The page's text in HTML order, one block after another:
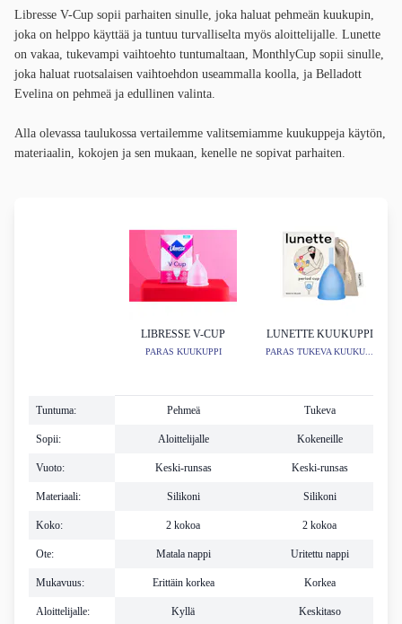
Libresse V-Cup sopii parhaiten sinulle, joka haluat pehmeän kuukupin,
joka on helppo käyttää ja tuntuu turvalliselta myös aloittelijalle. Lunette
on vakaa, tukevampi vaihtoehto tuntumaltaan, MonthlyCup sopii sinulle,
joka haluat ruotsalaisen vaihtoehdon useammalla koolla, ja Belladott
Evelina on pehmeä ja edullinen valinta.
Alla olevassa taulukossa vertailemme valitsemiamme kuukuppeja käytön,
materiaalin, kokojen ja sen mukaan, kenelle ne sopivat parhaiten.
Tuntuma:
Sopii:
Vuoto:
Materiaali:
Koko:
Ote:
Mukavuus:
Aloittelijalle:
LIBRESSE V-CUP
PARAS KUUKUPPI
Pehmeä
Aloittelijalle
Keski-runsas
Silikoni
2 kokoa
Matala nappi
Erittäin korkea
Kyllä
LUNETTE KUUKUPPI
PARAS TUKEVA KUUKU...
Tukeva
Kokeneille
Keski-runsas
Silikoni
2 kokoa
Uritettu nappi
Korkea
Keskitaso